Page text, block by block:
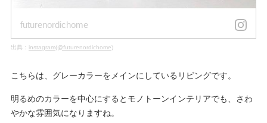
futurenordichome
出典： instagram(@futurenordichome)
こちらは、グレーカラーをメインにしているリビングです。
明るめのカラーを中心にするとモノトーンインテリアでも、さわ
やかな雰囲気になりますね。